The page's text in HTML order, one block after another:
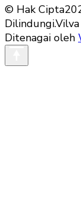
© Hak
Dilindungi.
Ditenagai oleh